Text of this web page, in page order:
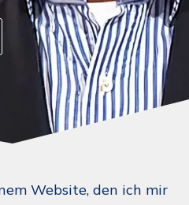
Website, den ich mir